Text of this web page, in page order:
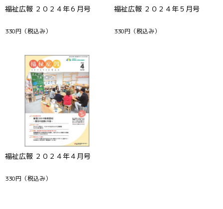
福祉広報 ２０２４年６月号
330円 （税込み）
福祉広報 ２０２４年５月号
330円 （税込み）
福祉広報 ２０２４年４月号
330円 （税込み）